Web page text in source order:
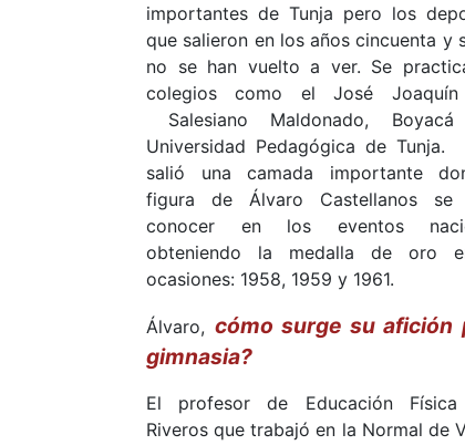
importantes de Tunja pero los
que salieron en los años cincuenta y
no se han vuelto a ver. Se
colegios como el José Joaquín
Salesiano Maldonado,
Universidad Pedagógica de Tunja.
salió una camada importante
figura de Álvaro Castellanos
conocer en los eventos
obteniendo la medalla de oro
ocasiones: 1958, 1959 y 1961.
Álvaro, cómo surge su afición
gimnasia?
El profesor de Educación
Riveros que trabajó en la Normal de